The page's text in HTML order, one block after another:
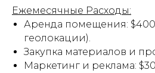
Ежемесячные Расходы:
Аренда помещения: $400
геолокации).
Закупка материалов и
Маркетинг и реклама: